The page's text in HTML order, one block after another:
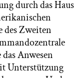
durch das Haus
des Zweiten
Anwesen
Unterstützung